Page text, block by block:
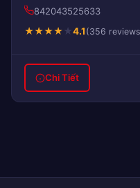
842043525633
★★★★★4.1 (356
Chi Tiết